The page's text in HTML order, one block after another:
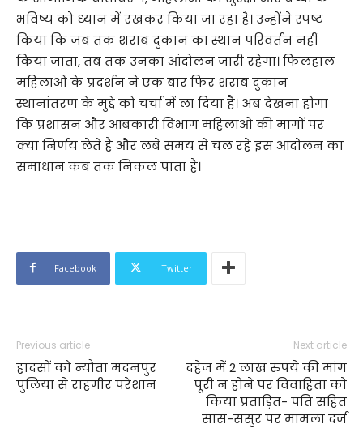
भविष्य को ध्यान में रखकर किया जा रहा है। उन्होंने स्पष्ट
किया कि जब तक शराब दुकान का स्थान परिवर्तन नहीं
किया जाता, तब तक उनका आंदोलन जारी रहेगा। फिलहाल
महिलाओं के प्रदर्शन ने एक बार फिर शराब दुकान
स्थानांतरण के मुद्दे को चर्चा में ला दिया है। अब देखना होगा
कि प्रशासन और आबकारी विभाग महिलाओं की मांगों पर
क्या निर्णय लेते हैं और लंबे समय से चल रहे इस आंदोलन का
समाधान कब तक निकल पाता है।
Facebook Twitter
Previous article
हादसों को न्यौता मदनपुर
पुलिया से राहगीर परेशान
Next article
दहेज में 2 लाख रुपये की मांग
पूरी न होने पर विवाहिता को
किया प्रताड़ित- पति सहित
सास-ससुर पर मामला दर्ज